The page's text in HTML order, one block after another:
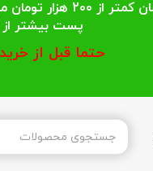
مشتریان
پست بیشتر از 200 هزار تومان میباشد اگر به صرفه است خرید خود را انجام دهند.
حتما قبل از